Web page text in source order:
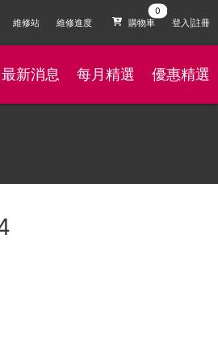
維修站 維修進度 購物車 登入|註冊
最新消息 每月精選 優惠精選